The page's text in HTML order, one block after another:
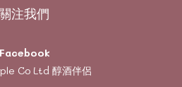
注我們
Facebook
Co Ltd 醇酒伴侶